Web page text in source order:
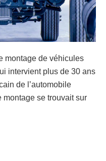
montage de véhicules
intervient plus de 30 ans
de l’automobile
montage se trouvait sur